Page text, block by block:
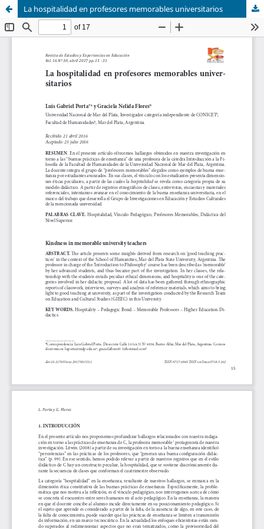
La hospitalidad en profesores memorables universitarios